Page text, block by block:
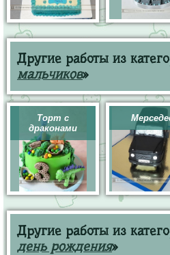
Другие работы из
мальчиков»
Торт с
драконами
Другие работы из
день рождения»